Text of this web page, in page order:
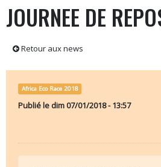
JOURNEE DE
Retour aux news
Africa Eco Race 2018
Publié le dim 07/01/2018 - 13:57